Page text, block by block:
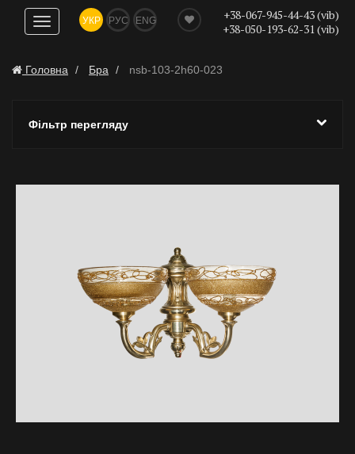
Показати
навігацію
УКР РУС ENG
+38-067-945-44-43 (vib)
+38-050-193-62-31 (vib)
Головна Бра nsb-103-2h60-023
Фільтр перегляду